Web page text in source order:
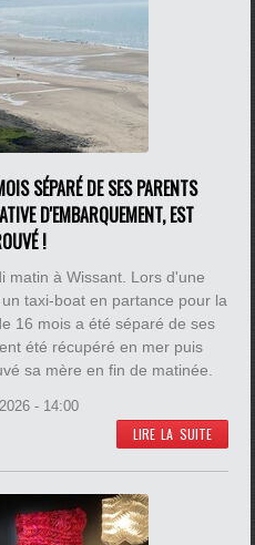
SÉPARÉ DE SES PARENTS
D'EMBARQUEMENT, EST
!
matin à Wissant. Lors d'une
taxi-boat en partance pour la
16 mois a été séparé de ses
été récupéré en mer puis
sa mère en fin de matinée.
- 14:00
LIRE LA SUITE